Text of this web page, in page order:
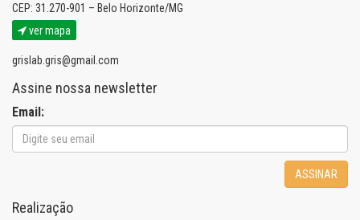
CEP: 31.270-901 – Belo Horizonte/MG
ver mapa
grislab.gris@gmail.com
Assine nossa newsletter
Email:
ASSINAR
Realização